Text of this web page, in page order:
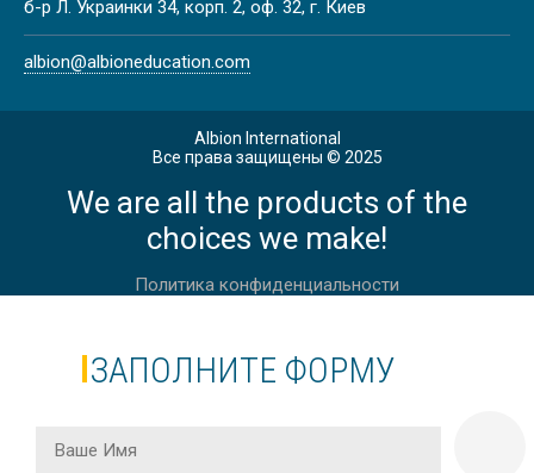
АВСТРИИ, ВЕНА |
DEUTSCHAKADEMIE
АНГЛИЙСКИЙ ДЛЯ ВЗРОСЛЫХ 50+
В АНГЛИИ, ИСТБОРН
АНГЛИЙСКИЙ ДЛЯ ВЗРОСЛЫХ 40+
б-р Л. Украинки 34, корп. 2, оф. 32, г. Киев
albion@albioneducation.com
Albion International
Все права защищены © 2025
We are all the products of the
choices we make!
Политика конфиденциальности
ЗАПОЛНИТЕ ФОРМУ